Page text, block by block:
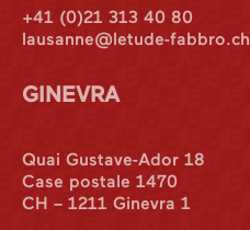
+41 (0)21 313 40 80
lausanne@letude-fabbro.ch
GINEVRA
Quai Gustave-Ador 18
Case postale 1470
CH – 1211 Ginevra 1